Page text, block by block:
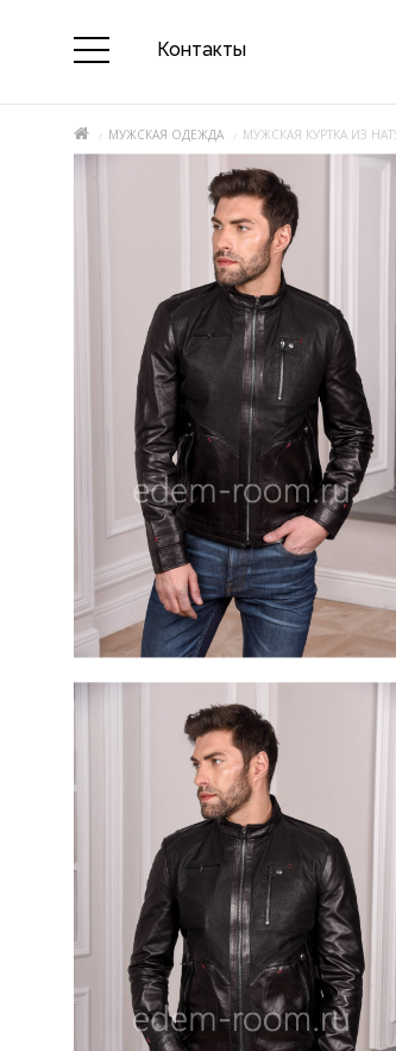
Контакты
МУЖСКАЯ ОДЕЖДА МУЖСКАЯ КУРТКА ИЗ